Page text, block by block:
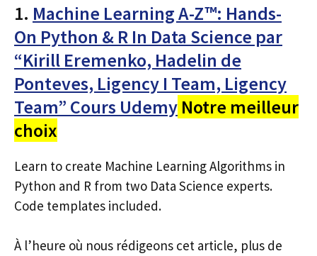
1. Machine Learning A-Z™: Hands-
On Python & R In Data Science par
“Kirill Eremenko, Hadelin de
Ponteves, Ligency I Team, Ligency
Team” Cours Udemy Notre meilleur
choix
Learn to create Machine Learning Algorithms in
Python and R from two Data Science experts.
Code templates included.
À l’heure où nous rédigeons cet article, plus de